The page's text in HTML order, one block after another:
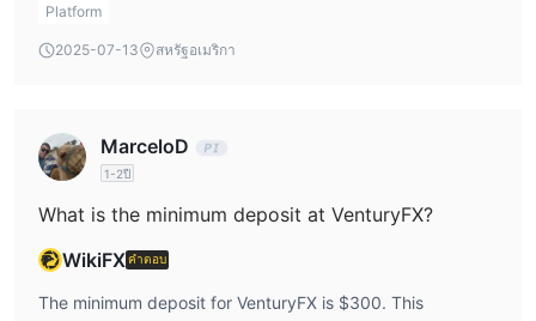
Platform
2025-07-13 สหรัฐอเมริกา
MarceloD
1-2ปี
What is the minimum deposit at VenturyFX?
WikiFXคำตอบ
The minimum deposit for VenturyFX is $300. This